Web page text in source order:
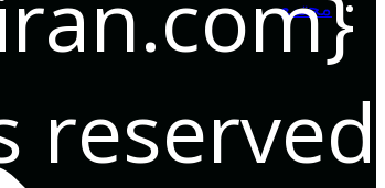
مجتمع